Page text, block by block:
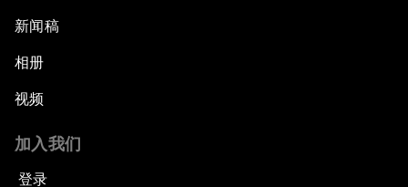
新闻稿
相册
视频
加入我们
登录